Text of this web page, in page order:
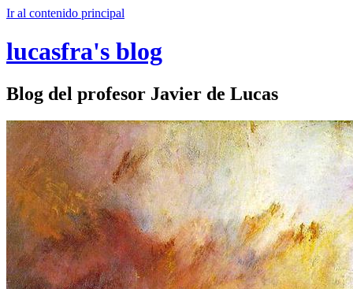
Ir al contenido principal
lucasfra's blog
Blog del profesor Javier de Lucas